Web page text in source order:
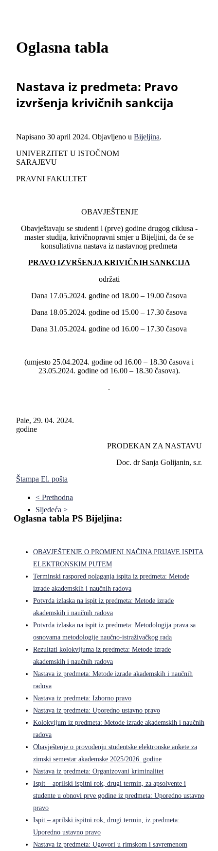
Oglasna tabla
Nastava iz predmeta: Pravo
izvršenja krivičnih sankcija
Napisano 30 april 2024. Objavljeno u Bijeljina.
UNIVERZITET U ISTOČNOM
SARAJEVU
PRAVNI FAKULTET
OBAVJEŠTENJE
Obavještavaju se studenti l (prve) godine drugog ciklusa -
master studija, krivičnopravni smjer u Bijeljini, da će se
konsultativna nastava iz nastavnog predmeta
PRAVO IZVRŠENJA KRIVIČNIH SANKCIJA
održati
Dana 17.05.2024. godine od 18.00 – 19.00 časova
Dana 18.05.2024. godine od 15.00 – 17.30 časova
Dana 31.05.2024. godine od 16.00 – 17.30 časova
(umjesto 25.04.2024. godine od 16.00 – 18.30 časova i
23.05.2024. godine od 16.00 – 18.30 časova).
.
Pale, 29. 04. 2024.
godine
PRODEKAN ZA NASTAVU
Doc. dr Sanja Golijanin, s.r.
Štampa El. pošta
< Prethodna
Sljedeća >
Oglasna tabla PS Bijeljina:
OBAVJEŠTENJE O PROMJENI NAČINA PRIJAVE ISPITA
ELEKTRONSKIM PUTEM
Terminski raspored polaganja ispita iz predmeta: Metode
izrade akademskih i naučnih radova
Potvrda izlaska na ispit iz predmeta: Metode izrade
akademskih i naučnih radova
Potvrda izlaska na ispit iz predmeta: Metodologija prava sa
osnovama metodologije naučno-istraživačkog rada
Rezultati kolokvijuma iz predmeta: Metode izrade
akademskih i naučnih radova
Nastava iz predmeta: Metode izrade akademskih i naučnih
radova
Nastava iz predmeta: Izborno pravo
Nastava iz predmeta: Uporedno ustavno pravo
Kolokvijum iz predmeta: Metode izrade akademskih i naučnih
radova
Obavještenje o provođenju studentske elektronske ankete za
zimski semestar akademske 2025/2026. godine
Nastava iz predmeta: Organizovani kriminalitet
Ispit – aprilski ispitni rok, drugi termin, za apsolvente i
studente u obnovi prve godine iz predmeta: Uporedno ustavno
pravo
Ispit – aprilski ispitni rok, drugi termin, iz predmeta:
Uporedno ustavno pravo
Nastava iz predmeta: Ugovori u rimskom i savremenom